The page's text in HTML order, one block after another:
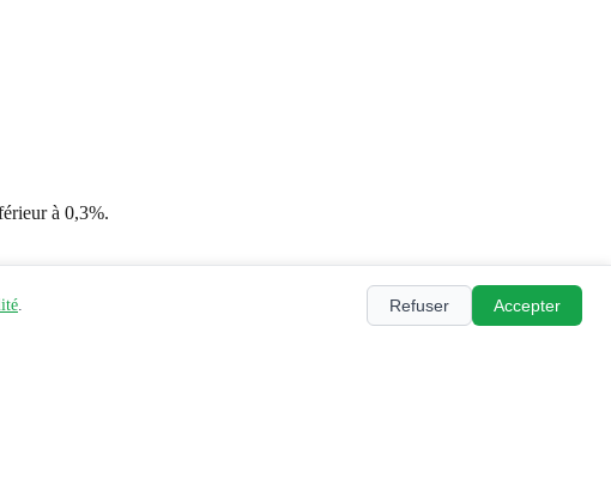
à 0,3%.
. Refuser Accepter